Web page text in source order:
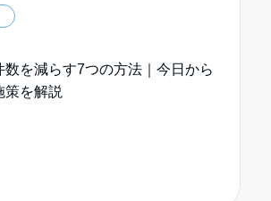
数を減らす7つの方法｜今日から
策を解説